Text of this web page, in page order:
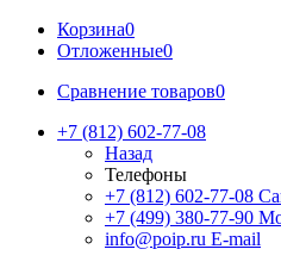
Корзина0
Отложенные0
Сравнение товаров0
+7 (812) 602-77-08
Назад
Телефоны
+7 (812) 602-77-08
+7 (499) 380-77-90
info@poip.ru E-mail